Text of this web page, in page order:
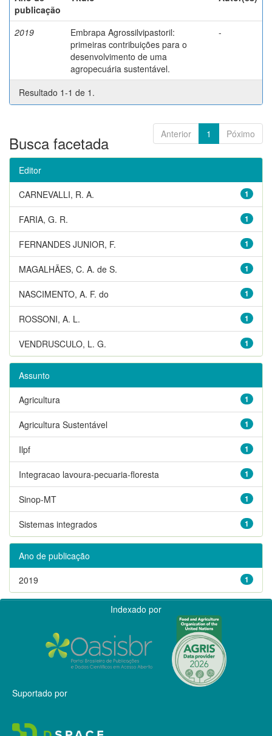
publicação
2019
Embrapa Agrossilvipastoril:
primeiras contribuições para o
desenvolvimento de uma
agropecuária sustentável.
-
Resultado 1-1 de 1.
Anterior 1 Póximo
Busca facetada
Editor
1
CARNEVALLI, R. A.
1
FARIA, G. R.
1
FERNANDES JUNIOR, F.
1
MAGALHÃES, C. A. de S.
1
NASCIMENTO, A. F. do
1
ROSSONI, A. L.
1
VENDRUSCULO, L. G.
Assunto
1
Agricultura
1
Agricultura Sustentável
1
Ilpf
1
Integracao lavoura-pecuaria-floresta
1
Sinop-MT
1
Sistemas integrados
Ano de publicação
1
2019
Indexado por
Suportado por